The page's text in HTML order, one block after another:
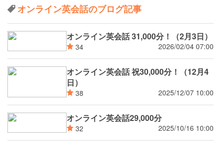
オンライン英会話のブログ記事
オンライン英会話 31,000分！（2月3日）
34 2026/02/04 07:00
オンライン英会話 祝30,000分！（12月4
日）
38 2025/12/07 10:00
オンライン英会話29,000分
32 2025/10/16 10:00